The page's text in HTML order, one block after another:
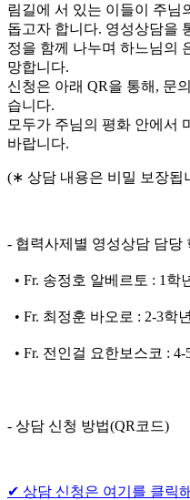
림길에 서 있는 이들이 주님
돕고자 합니다. 영성상담을
정을 함께 나누며 하느님의
망합니다.
신청은 아래 QR을 통해, 문
습니다.
모두가 주님의 평화 안에서
바랍니다.
(∗ 상담 내용은 비밀 보장됩
- 협력사제별 영성상담 담당
• Fr. 송정호 알베르토 : 1학
• Fr. 최정훈 바오로 : 2-3학
• Fr. 전인걸 요한보스코 :
- 상담 신청 방법(QR코드)
✔ 상담 신청은 여기를 클릭